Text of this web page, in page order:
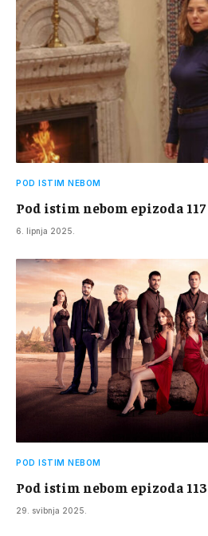
POD ISTIM NEBOM
Pod istim nebom epizoda 117
6. lipnja 2025.
POD ISTIM NEBOM
Pod istim nebom epizoda 113
29. svibnja 2025.